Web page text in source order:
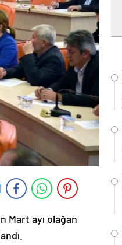
Mart ayı olağan